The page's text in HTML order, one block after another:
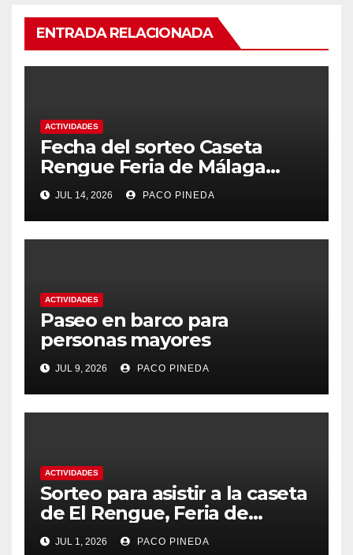
ENTRADA RELACIONADA
ACTIVIDADES
Fecha del sorteo Caseta
Rengue Feria de Málaga
2026
JUL 14, 2026 PACO PINEDA
ACTIVIDADES
Paseo en barco para
personas mayores
JUL 9, 2026 PACO PINEDA
ACTIVIDADES
Sorteo para asistir a la caseta
de El Rengue, Feria de
Málaga 2026
JUL 1, 2026 PACO PINEDA